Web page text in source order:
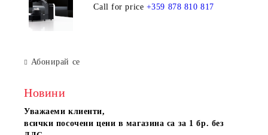
Call for price +359 878 810 817
Абонирай се
Новини
Уважаеми клиенти,
всички посочени цени в магазина са за 1 бр. без